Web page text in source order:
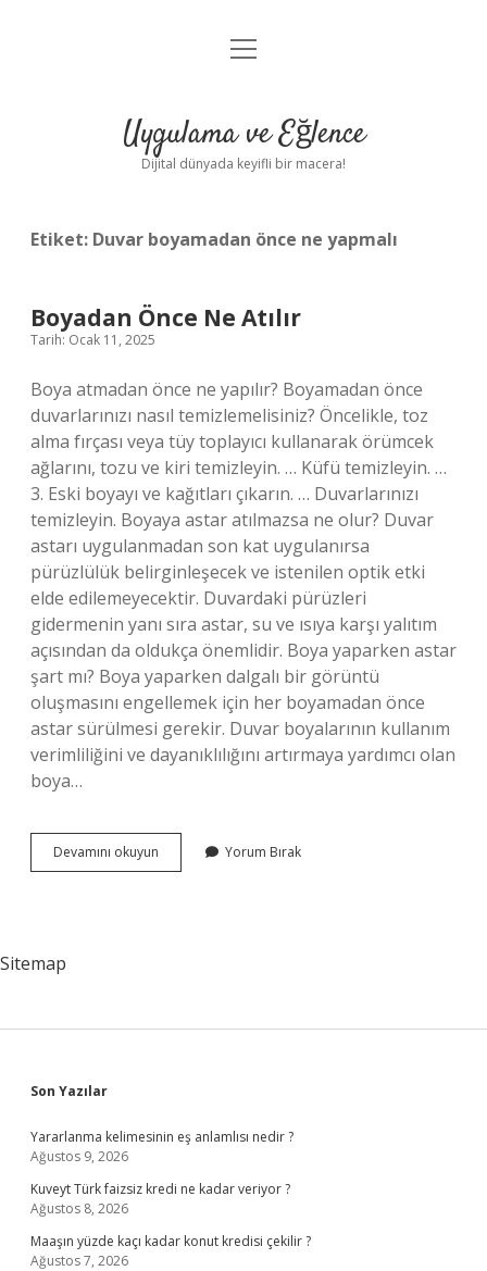
Anasayfa
Yasal Uyarı
menüyü
Uygulama ve Eğlence
Dijital dünyada keyifli bir macera!
Etiket: Duvar boyamadan önce ne yapmalı
Boyadan Önce Ne Atılır
Tarih: Ocak 11, 2025
Boya atmadan önce ne yapılır? Boyamadan önce
duvarlarınızı nasıl temizlemelisiniz? Öncelikle, toz
alma fırçası veya tüy toplayıcı kullanarak örümcek
ağlarını, tozu ve kiri temizleyin. … Küfü temizleyin. …
3. Eski boyayı ve kağıtları çıkarın. … Duvarlarınızı
temizleyin. Boyaya astar atılmazsa ne olur? Duvar
astarı uygulanmadan son kat uygulanırsa
pürüzlülük belirginleşecek ve istenilen optik etki
elde edilemeyecektir. Duvardaki pürüzleri
gidermenin yanı sıra astar, su ve ısıya karşı yalıtım
açısından da oldukça önemlidir. Boya yaparken astar
şart mı? Boya yaparken dalgalı bir görüntü
oluşmasını engellemek için her boyamadan önce
astar sürülmesi gerekir. Duvar boyalarının kullanım
verimliliğini ve dayanıklılığını artırmaya yardımcı olan
boya…
Devamını okuyun Boyadan
Önce
Yorum Bırak
Sitemap
Sidebar
Son Yazılar
Yararlanma kelimesinin eş anlamlısı nedir ?
Ağustos 9, 2026
Kuveyt Türk faizsiz kredi ne kadar veriyor ?
Ağustos 8, 2026
Maaşın yüzde kaçı kadar konut kredisi çekilir ?
Ağustos 7, 2026